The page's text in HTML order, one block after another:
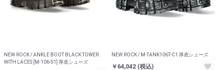
NEW ROCK / ANKLE BOOT BLACK TOWER
WITH LACES [M-106-S1] 厚底シューズ
NEW ROCK / M-TANK106T-C1 厚底シューズ
￥64,042 (税込)